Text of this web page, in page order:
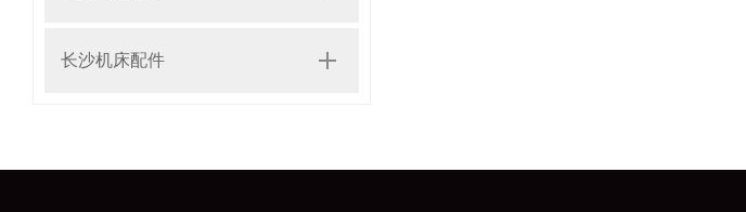
长沙机床配件